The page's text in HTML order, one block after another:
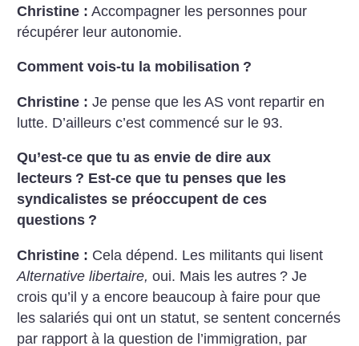
Christine : Accompagner les personnes pour
récupérer leur autonomie.
Comment vois-tu la mobilisation ?
Christine : Je pense que les AS vont repartir en
lutte. D’ailleurs c’est commencé sur le 93.
Qu’est-ce que tu as envie de dire aux
lecteurs ? Est-ce que tu penses que les
syndicalistes se préoccupent de ces
questions ?
Christine : Cela dépend. Les militants qui lisent
Alternative libertaire, oui. Mais les autres ? Je
crois qu’il y a encore beaucoup à faire pour que
les salariés qui ont un statut, se sentent concernés
par rapport à la question de l’immigration, par